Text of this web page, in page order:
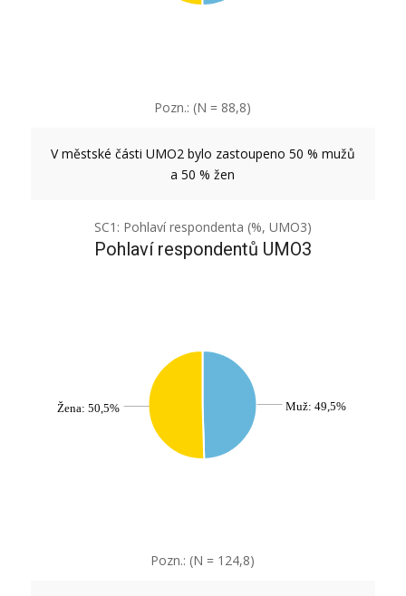
Pozn.: (N = 88,8)
V městské části UMO2 bylo zastoupeno 50 % mužů
a 50 % žen
SC1: Pohlaví respondenta (%, UMO3)
Pohlaví respondentů UMO3
Muž: 49,5%
Žena: 50,5%
Pozn.: (N = 124,8)